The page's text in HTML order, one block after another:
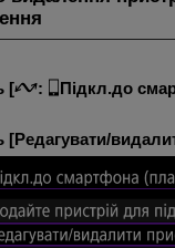
[ : Підкл.до
[Редагувати/